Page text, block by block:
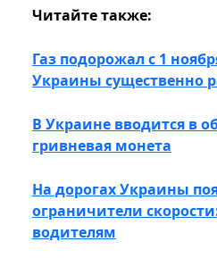
Читайте также:
Газ подорожал с 1
Украины существенно
В Украине вводится в
гривневая монета
На дорогах Украины
ограничители
водителям